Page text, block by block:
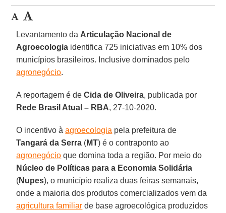
Levantamento da Articulação Nacional de
Agroecologia identifica 725 iniciativas em 10% dos
municípios brasileiros. Inclusive dominados pelo
agronegócio.
A reportagem é deCida de Oliveira, publicada por
Rede Brasil Atual – RBA, 27-10-2020.
O incentivo àagroecologia pela prefeitura de
Tangará da Serra (MT) é o contraponto ao
agronegócio que domina toda a região. Por meio do
Núcleo de Políticas para a Economia Solidária
(Nupes), o município realiza duas feiras semanais,
onde a maioria dos produtos comercializados vem da
agricultura familiar de base agroecológica produzidos